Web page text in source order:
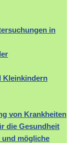
in
Kleinkindern
von Krankheiten
die Gesundheit
und mögliche